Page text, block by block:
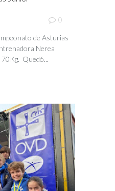
0
de Asturias
Nerea
70Kg. Quedó...